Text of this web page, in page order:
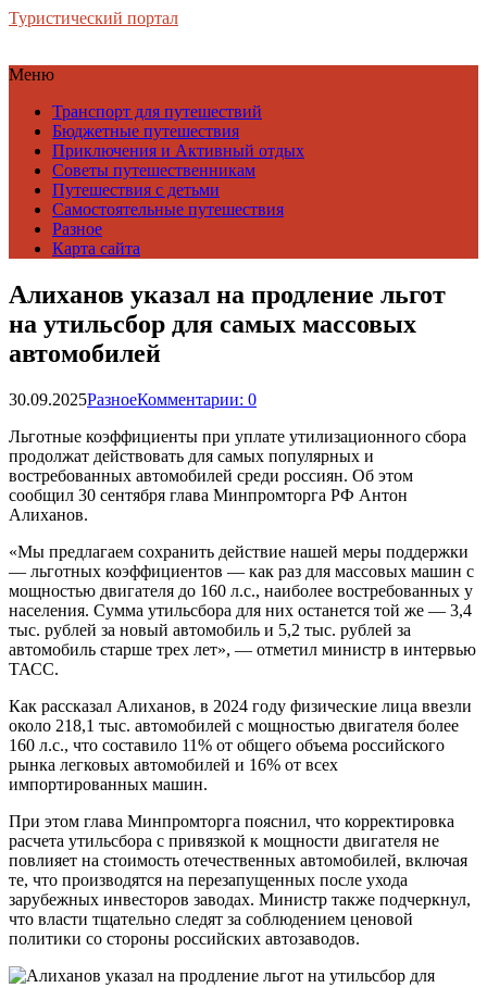
Туристический портал
Меню
Транспорт для путешествий
Бюджетные путешествия
Приключения и Активный отдых
Советы путешественникам
Путешествия с детьми
Самостоятельные путешествия
Разное
Карта сайта
Алиханов указал на продление льгот
на утильсбор для самых массовых
автомобилей
30.09.2025РазноеКомментарии: 0
Льготные коэффициенты при уплате утилизационного сбора
продолжат действовать для самых популярных и
востребованных автомобилей среди россиян. Об этом
сообщил 30 сентября глава Минпромторга РФ Антон
Алиханов.
«Мы предлагаем сохранить действие нашей меры поддержки
— льготных коэффициентов — как раз для массовых машин с
мощностью двигателя до 160 л.c., наиболее востребованных у
населения. Сумма утильсбора для них останется той же — 3,4
тыс. рублей за новый автомобиль и 5,2 тыс. рублей за
автомобиль старше трех лет», — отметил министр в интервью
ТАСС.
Как рассказал Алиханов, в 2024 году физические лица ввезли
около 218,1 тыс. автомобилей с мощностью двигателя более
160 л.с., что составило 11% от общего объема российского
рынка легковых автомобилей и 16% от всех
импортированных машин.
При этом глава Минпромторга пояснил, что корректировка
расчета утильсбора с привязкой к мощности двигателя не
повлияет на стоимость отечественных автомобилей, включая
те, что производятся на перезапущенных после ухода
зарубежных инвесторов заводах. Министр также подчеркнул,
что власти тщательно следят за соблюдением ценовой
политики со стороны российских автозаводов.